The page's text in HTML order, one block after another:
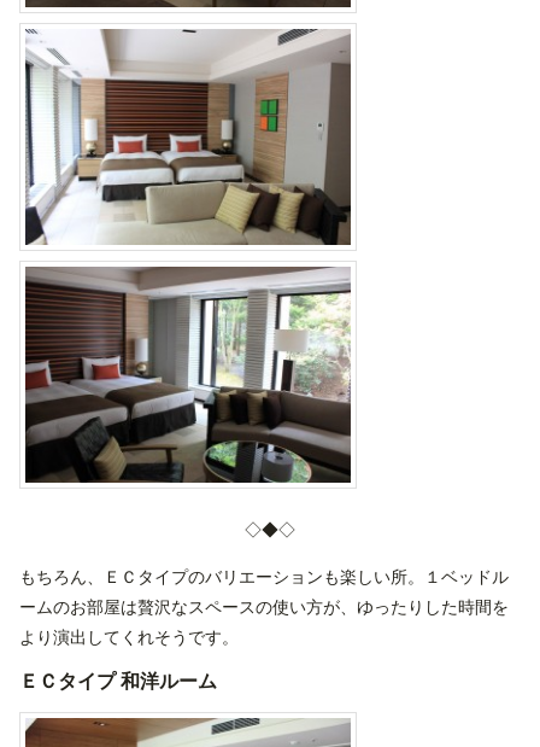
◇◆◇
もちろん、ＥＣタイプのバリエーションも楽しい所。１ベッドル
ームのお部屋は贅沢なスペースの使い方が、ゆったりした時間を
より演出してくれそうです。
ＥＣタイプ 和洋ルーム